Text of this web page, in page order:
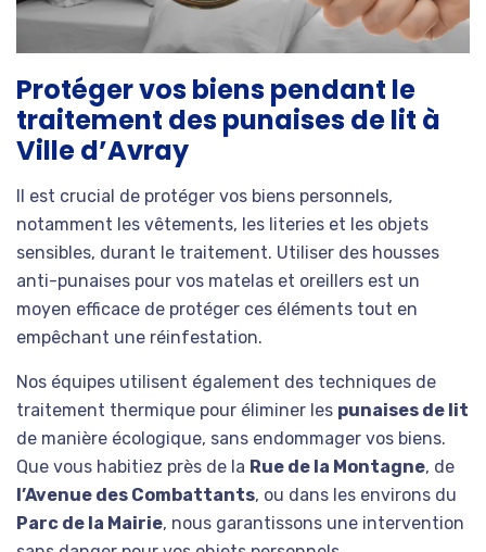
Protéger vos biens pendant le
traitement des punaises de lit à
Ville d’Avray
Il est crucial de protéger vos biens personnels,
notamment les vêtements, les literies et les objets
sensibles, durant le traitement. Utiliser des housses
anti-punaises pour vos matelas et oreillers est un
moyen efficace de protéger ces éléments tout en
empêchant une réinfestation.
Nos équipes utilisent également des techniques de
traitement thermique pour éliminer les punaises de lit
de manière écologique, sans endommager vos biens.
Que vous habitiez près de la Rue de la Montagne, de
l’Avenue des Combattants, ou dans les environs du
Parc de la Mairie, nous garantissons une intervention